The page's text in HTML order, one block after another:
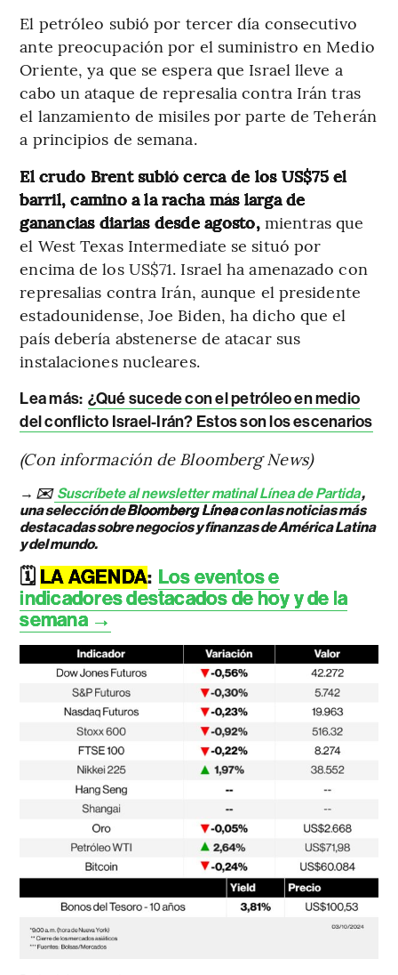
El petróleo subió por tercer día consecutivo
ante preocupación por el suministro en Medio
Oriente, ya que se espera que Israel lleve a
cabo un ataque de represalia contra Irán tras
el lanzamiento de misiles por parte de Teherán
a principios de semana.
El crudo Brent subió cerca de los US$75 el
barril, camino a la racha más larga de
ganancias diarias desde agosto,mientras que
el West Texas Intermediate se situó por
encima de los US$71. Israel ha amenazado con
represalias contra Irán, aunque el presidente
estadounidense, Joe Biden, ha dicho que el
país debería abstenerse de atacar sus
instalaciones nucleares.
Lea más: ¿Qué sucede con el petróleo en medio
del conflicto Israel-Irán? Estos son los escenarios
(Con información de Bloomberg News)
→ ✉️ Suscríbete al newsletter matinal Línea de Partida,
una selección deBloomberg Líneacon las noticias más
destacadas sobre negocios y finanzas de América Latina
y del mundo.
🗓️ LA AGENDA: Los eventos e
indicadores destacados de hoy y de la
semana →